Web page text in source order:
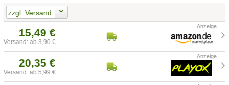
zzgl. Versand
15,49 €
Versand: ab 3,90 €
20,35 €
Versand: ab 5,99 €